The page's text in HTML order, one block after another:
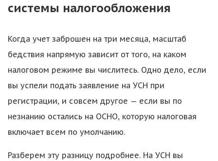
системы налогообложения
Когда учет заброшен на три месяца, масштаб
бедствия напрямую зависит от того, на каком
налоговом режиме вы числитесь. Одно дело, если
вы успели подать заявление на УСН при
регистрации, и совсем другое — если вы по
незнанию остались на ОСНО, которую налоговая
включает всем по умолчанию.
Разберем эту разницу подробнее. На УСН вы